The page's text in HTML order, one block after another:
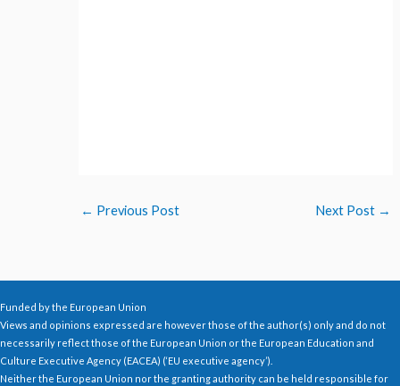
← Previous Post Next Post →
Funded by the European Union
Views and opinions expressed are however those of the author(s) only and do not
necessarily reflect those of the European Union or the European Education and
Culture Executive Agency (EACEA) (‘EU executive agency’).
Neither the European Union nor the granting authority can be held responsible for